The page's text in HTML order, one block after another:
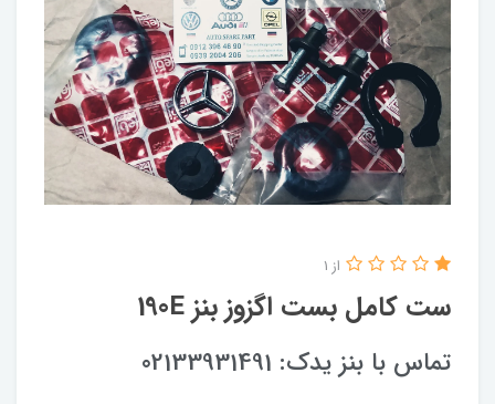
ست کامل بست اگزوز بنز 190E
از 1
تماس با بنز یدک: 02133931491